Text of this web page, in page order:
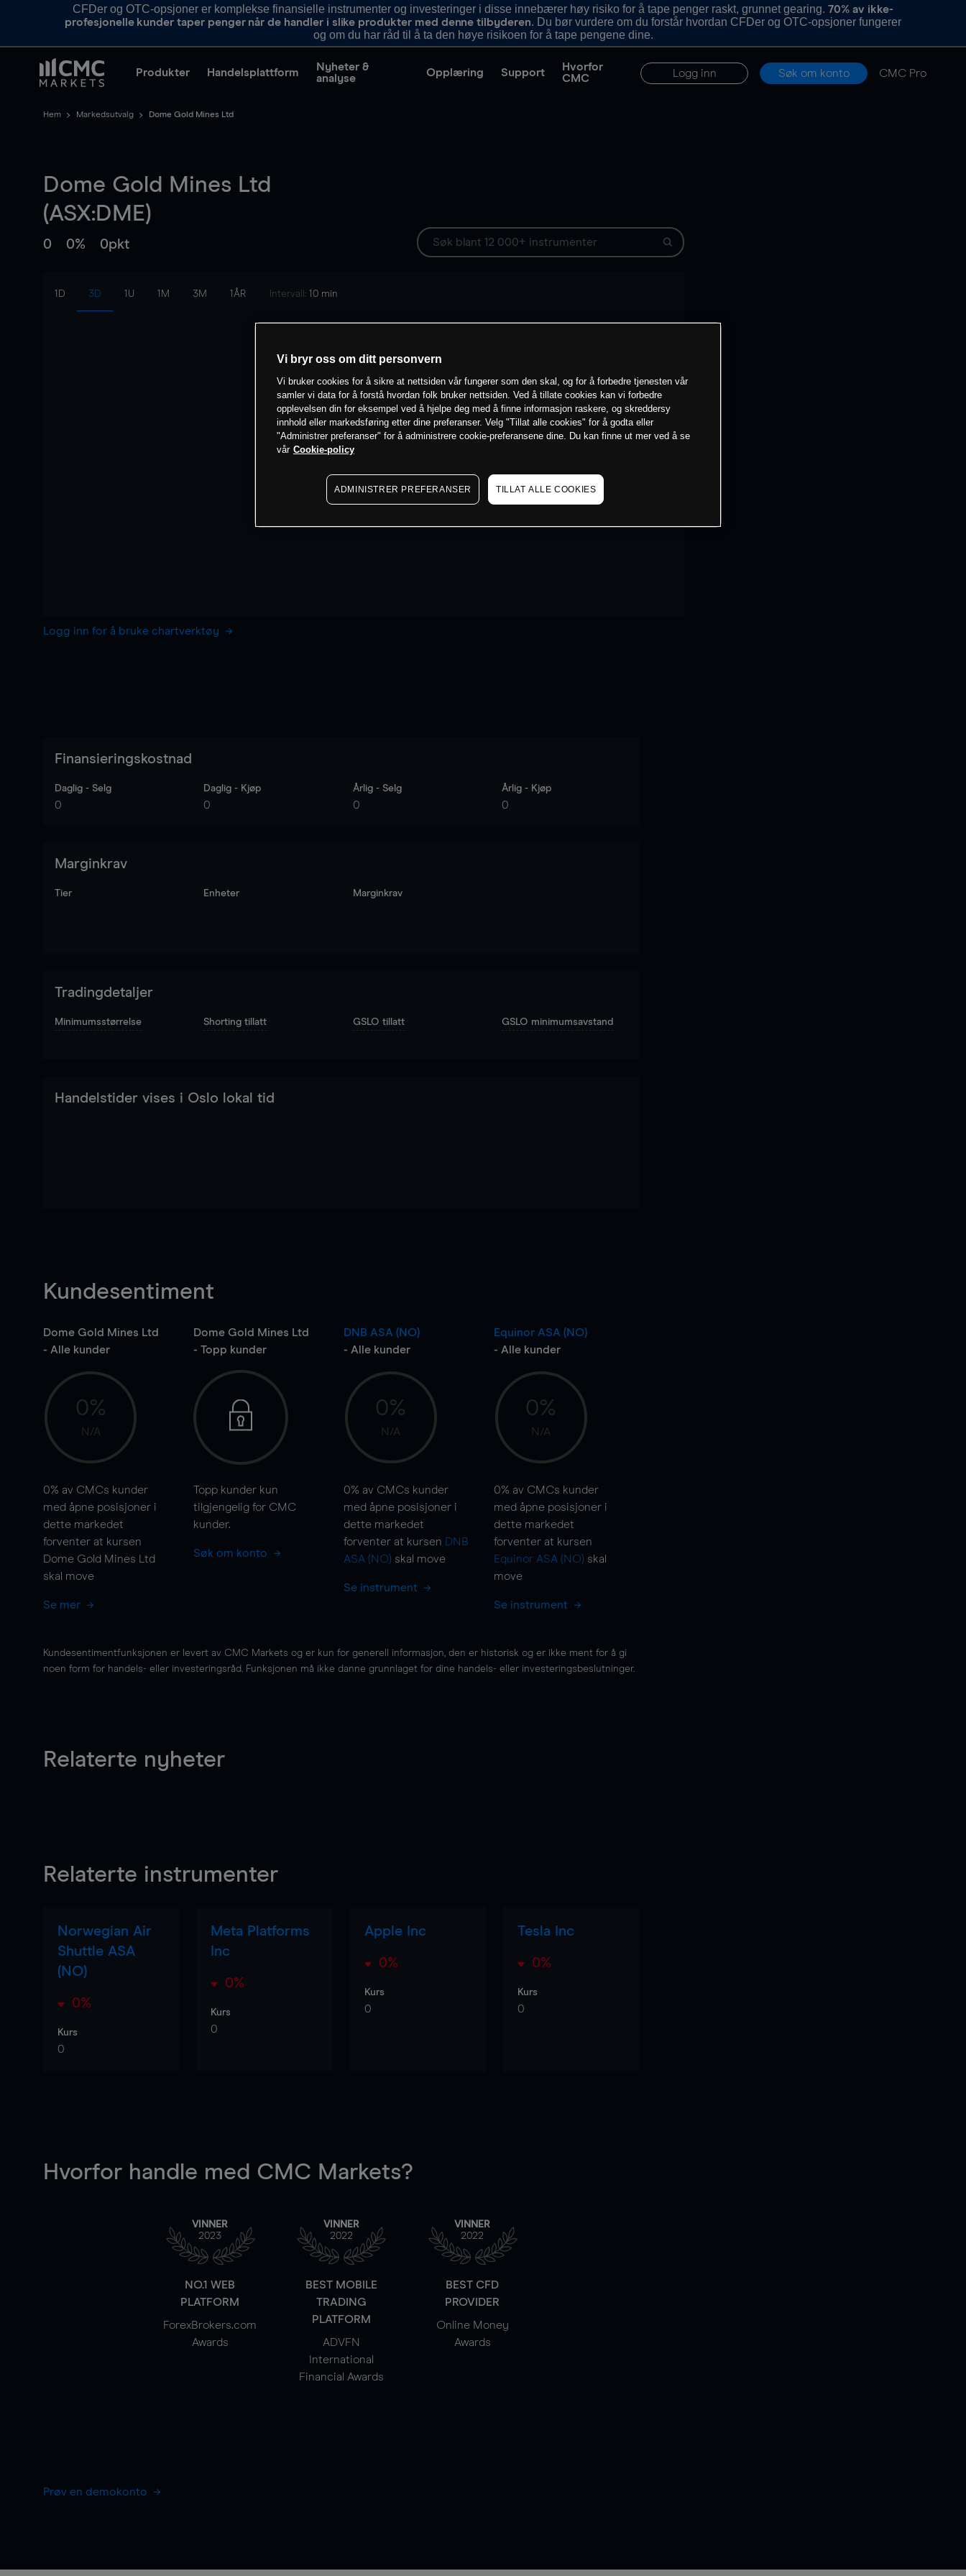
CFDer og OTC-opsjoner er komplekse finansielle instrumenter og investeringer i disse innebærer høy risiko for å tape penger raskt, grunnet gearing.70% av ikke-
profesjonelle kunder taper penger når de handler i slike produkter med denne tilbyderen. Du bør vurdere om du forstår hvordan CFDer og OTC-opsjoner fungerer
og om du har råd til å ta den høye risikoen for å tape pengene dine.
Produkter Handelsplattform
Nyheter &
analyse
Opplæring Support
Hvorfor
CMC
Logg inn Søk om konto CMC Pro
Hem Markedsutvalg Dome Gold Mines Ltd
Dome Gold Mines Ltd
(ASX:DME)
0 0% 0pkt
1D 3D 1U 1M 3M 1ÅR Intervall: 10 min
Logg inn for å bruke chartverktøy
Finansieringskostnad
Daglig - Selg
0
Daglig - Kjøp
0
Årlig - Selg
0
Årlig - Kjøp
0
Marginkrav
Tier Enheter Marginkrav
Tradingdetaljer
Minimumsstørrelse Shorting tillatt GSLO tillatt GSLO minimumsavstand
Handelstider vises i Oslo lokal tid
Kundesentiment
Dome Gold Mines Ltd
- Alle kunder
0%
N/A
0% av CMCs kunder
med åpne posisjoner i
dette markedet
forventer at kursen
Dome Gold Mines Ltd
skal move
Se mer
Dome Gold Mines Ltd
- Topp kunder
Topp kunder kun
tilgjengelig for CMC
kunder.
Søk om konto
DNB ASA (NO)
- Alle kunder
0%
N/A
0% av CMCs kunder
med åpne posisjoner i
dette markedet
forventer at kursen DNB
ASA (NO) skal move
Se instrument
Equinor ASA (NO)
- Alle kunder
0%
N/A
0% av CMCs kunder
med åpne posisjoner i
dette markedet
forventer at kursen
Equinor ASA (NO) skal
move
Se instrument
Kundesentimentfunksjonen er levert av CMC Markets og er kun for generell informasjon, den er historisk og er ikke ment for å gi
noen form for handels- eller investeringsråd. Funksjonen må ikke danne grunnlaget for dine handels- eller investeringsbeslutninger.
Relaterte nyheter
Relaterte instrumenter
Norwegian Air
Shuttle ASA
(NO)
0%
Kurs
0
Meta Platforms
Inc
0%
Kurs
0
Apple Inc
0%
Kurs
0
Tesla Inc
0%
Kurs
0
Hvorfor handle med CMC Markets?
VINNER
2023
NO.1 WEB
PLATFORM
ForexBrokers.com
Awards
VINNER
2022
BEST MOBILE
TRADING
PLATFORM
ADVFN
International
Financial Awards
VINNER
2022
BEST CFD
PROVIDER
Online Money
Awards
Prøv en demokonto
Vi bryr oss om ditt personvern
Vi bruker cookies for å sikre at nettsiden vår fungerer som den skal, og for å forbedre tjenesten vår
samler vi data for å forstå hvordan folk bruker nettsiden. Ved å tillate cookies kan vi forbedre
opplevelsen din for eksempel ved å hjelpe deg med å finne informasjon raskere, og skreddersy
innhold eller markedsføring etter dine preferanser. Velg "Tillat alle cookies" for å godta eller
"Administrer preferanser" for å administrere cookie-preferansene dine. Du kan finne ut mer ved å se
vår Cookie-policy
ADMINISTRER PREFERANSER TILLAT ALLE COOKIES